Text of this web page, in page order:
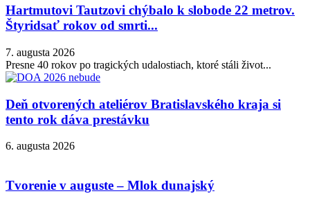
Hartmutovi Tautzovi chýbalo k slobode 22 metrov.
Štyridsať rokov od smrti...
7. augusta 2026
Presne 40 rokov po tragických udalostiach, ktoré stáli život...
Deň otvorených ateliérov Bratislavského kraja si
tento rok dáva prestávku
6. augusta 2026
Tvorenie v auguste – Mlok dunajský